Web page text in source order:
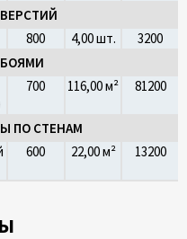
800 4,00 шт.
3200
700 116,00 м² 81200
ПО СТЕНАМ
600 22,00 м² 13200